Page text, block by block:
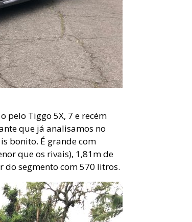
pelo Tiggo 5X, 7 e recém
que já analisamos no
bonito. É grande com
que os rivais), 1,81m de
do segmento com 570 litros.